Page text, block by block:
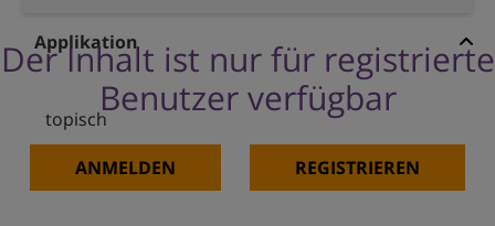
Der Inhalt ist nur für registrierte
Benutzer verfügbar
ANMELDEN REGISTRIEREN
Applikation
topisch